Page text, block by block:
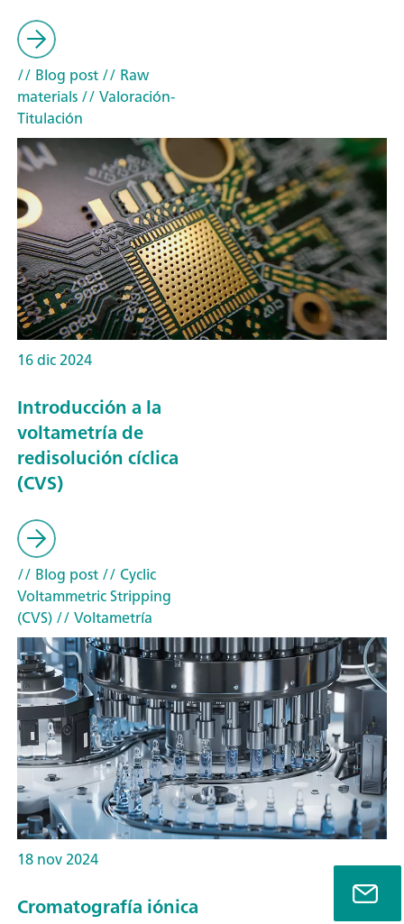
// Blog post// Raw
materials// Valoración-
Titulación
16 dic 2024
Introducción a la
voltametría de
redisolución cíclica
(CVS)
// Blog post// Cyclic
Voltammetric Stripping
(CVS)// Voltametría
18 nov 2024
Cromatografía iónica